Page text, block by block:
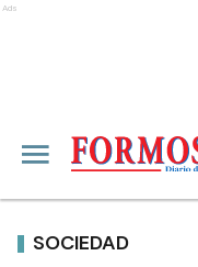
Ads
SOCIEDAD